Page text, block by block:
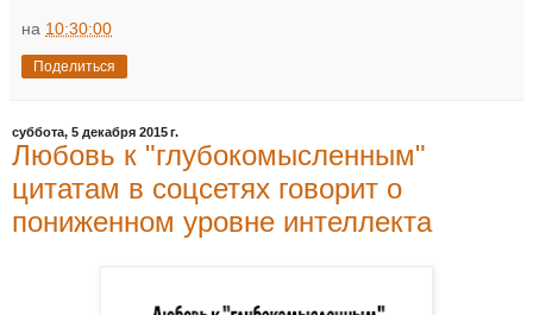
на 10:30:00
Поделиться
суббота, 5 декабря 2015 г.
Любовь к "глубокомысленным"
цитатам в соцсетях говорит о
пониженном уровне интеллекта